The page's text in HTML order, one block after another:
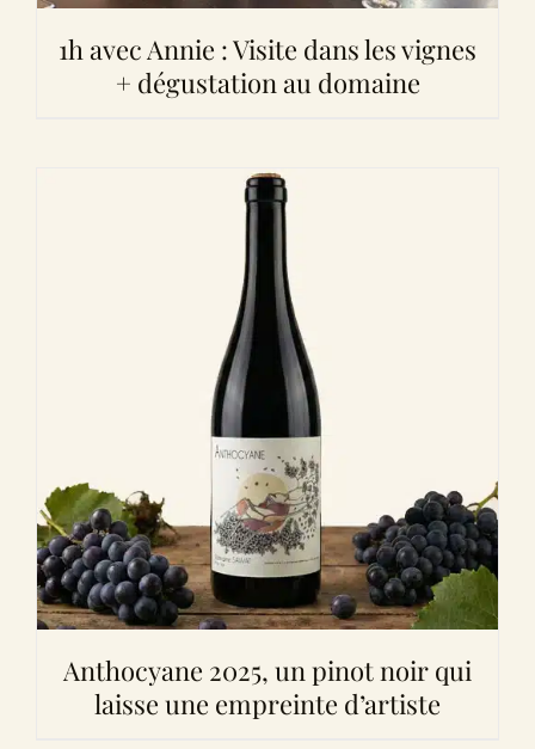
1h avec Annie : Visite dans les vignes
+ dégustation au domaine
Anthocyane 2025, un pinot noir qui
laisse une empreinte d’artiste